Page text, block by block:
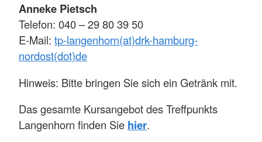
Anneke Pietsch
Telefon: 040 – 29 80 39 50
E-Mail: tp-langenhorn(at)drk-hamburg-
nordost(dot)de
Hinweis: Bitte bringen Sie sich ein Getränk mit.
Das gesamte Kursangebot des Treffpunkts
Langenhorn finden Sie hier.